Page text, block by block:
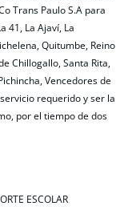
Trans Paulo S.A para
41, La Ajaví, La
Quitumbe, Reino
Chillogallo, Santa Rita,
Vencedores de
requerido y ser la
por el tiempo de dos
ESCOLAR